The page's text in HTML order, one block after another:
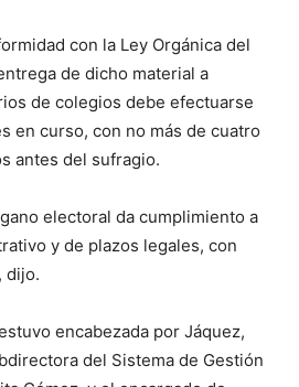
con la Ley Orgánica del
de dicho material a
de colegios debe efectuarse
en curso, con no más de cuatro
antes del sufragio.
electoral da cumplimiento a
y de plazos legales, con
dijo.
encabezada por Jáquez,
del Sistema de Gestión